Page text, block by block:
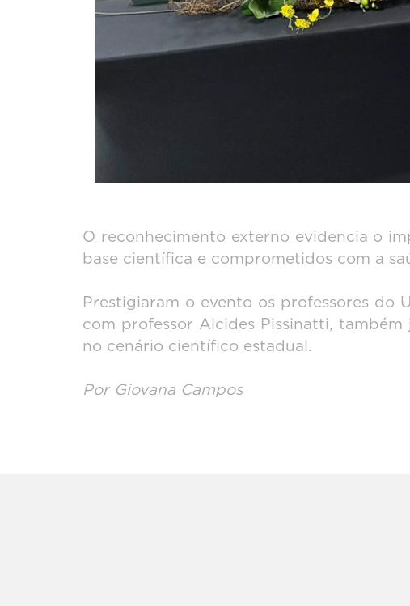
O reconhecimento externo evidencia o
base científica e comprometidos com a
Prestigiaram o evento os professores do
com professor Alcides Pissinatti,
no cenário científico estadual.
Por Giovana Campos